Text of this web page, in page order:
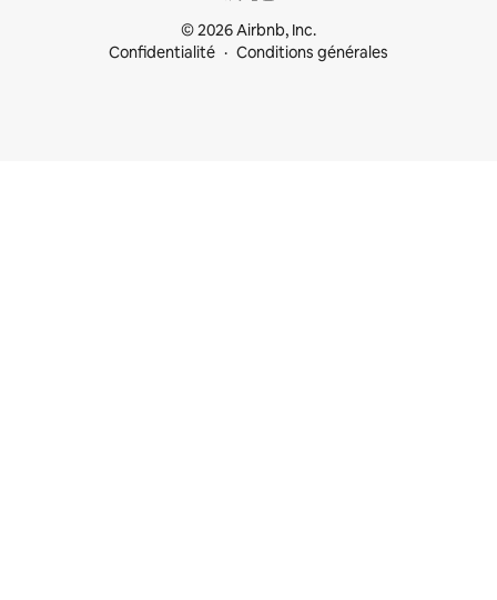
© 2026 Airbnb, Inc.
Confidentialité
Conditions générales